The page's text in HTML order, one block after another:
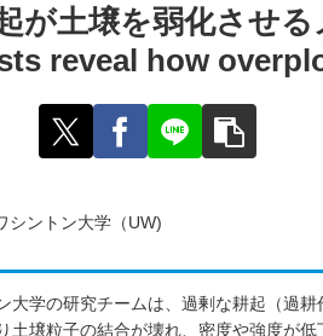
が土壌を弱化させ
reveal how
シントン大学（UW)
大学の研究チームは、過剰な耕起（過
土壌粒子の結合が壊れ、密度や強度が